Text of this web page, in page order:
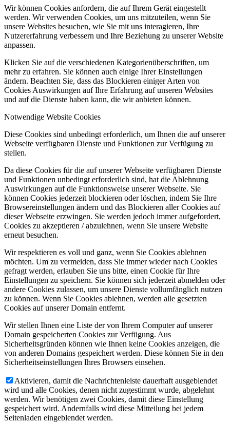
Wir können Cookies anfordern, die auf Ihrem Gerät eingestellt
werden. Wir verwenden Cookies, um uns mitzuteilen, wenn Sie
unsere Websites besuchen, wie Sie mit uns interagieren, Ihre
Nutzererfahrung verbessern und Ihre Beziehung zu unserer Website
anpassen.
Klicken Sie auf die verschiedenen Kategorienüberschriften, um
mehr zu erfahren. Sie können auch einige Ihrer Einstellungen
ändern. Beachten Sie, dass das Blockieren einiger Arten von
Cookies Auswirkungen auf Ihre Erfahrung auf unseren Websites
und auf die Dienste haben kann, die wir anbieten können.
Notwendige Website Cookies
Diese Cookies sind unbedingt erforderlich, um Ihnen die auf unserer
Webseite verfügbaren Dienste und Funktionen zur Verfügung zu
stellen.
Da diese Cookies für die auf unserer Webseite verfügbaren Dienste
und Funktionen unbedingt erforderlich sind, hat die Ablehnung
Auswirkungen auf die Funktionsweise unserer Webseite. Sie
können Cookies jederzeit blockieren oder löschen, indem Sie Ihre
Browsereinstellungen ändern und das Blockieren aller Cookies auf
dieser Webseite erzwingen. Sie werden jedoch immer aufgefordert,
Cookies zu akzeptieren / abzulehnen, wenn Sie unsere Website
erneut besuchen.
Wir respektieren es voll und ganz, wenn Sie Cookies ablehnen
möchten. Um zu vermeiden, dass Sie immer wieder nach Cookies
gefragt werden, erlauben Sie uns bitte, einen Cookie für Ihre
Einstellungen zu speichern. Sie können sich jederzeit abmelden oder
andere Cookies zulassen, um unsere Dienste vollumfänglich nutzen
zu können. Wenn Sie Cookies ablehnen, werden alle gesetzten
Cookies auf unserer Domain entfernt.
Wir stellen Ihnen eine Liste der von Ihrem Computer auf unserer
Domain gespeicherten Cookies zur Verfügung. Aus
Sicherheitsgründen können wie Ihnen keine Cookies anzeigen, die
von anderen Domains gespeichert werden. Diese können Sie in den
Sicherheitseinstellungen Ihres Browsers einsehen.
Aktivieren, damit die Nachrichtenleiste dauerhaft ausgeblendet
wird und alle Cookies, denen nicht zugestimmt wurde, abgelehnt
werden. Wir benötigen zwei Cookies, damit diese Einstellung
gespeichert wird. Andernfalls wird diese Mitteilung bei jedem
Seitenladen eingeblendet werden.